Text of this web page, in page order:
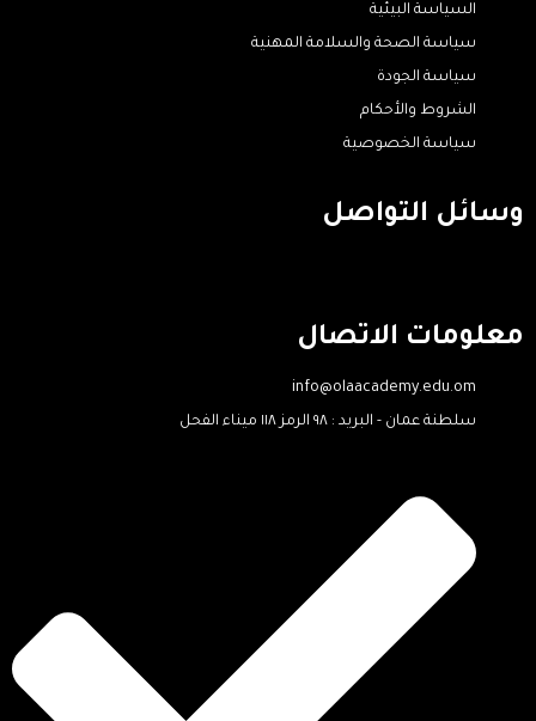
السياسة البيئية
سياسة الصحة والسلامة المهنية
سياسة الجودة
الشروط والأحكام
سياسة الخصوصية
وسائل التواصل
معلومات الاتصال
info@olaacademy.edu.om
سلطنة عمان - البريد : ٩٨ الرمز ١١٨ ميناء الفحل